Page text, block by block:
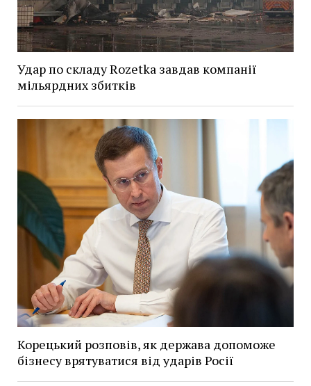
Удар по складу Rozetka завдав компанії
мільярдних збитків
Корецький розповів, як держава допоможе
бізнесу врятуватися від ударів Росії